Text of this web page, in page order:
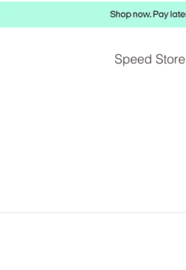
Speed Store